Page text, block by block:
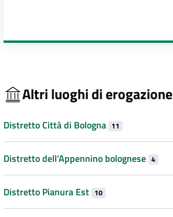
Altri luoghi di erogazione
Distretto Città di Bologna 11
Distretto dell’Appennino bolognese 4
Distretto Pianura Est 10